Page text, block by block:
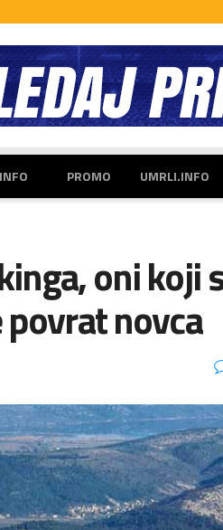
INFO PROMO UMRLI.INFO
oni koji
novca